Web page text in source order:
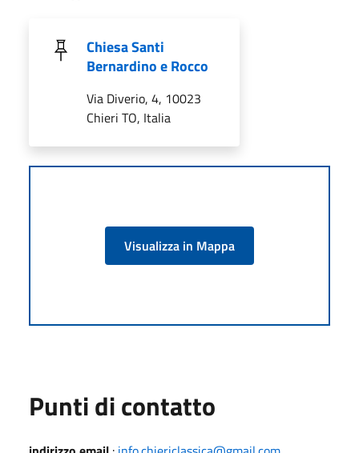
Chiesa Santi
Bernardino e Rocco
Via Diverio, 4, 10023
Chieri TO, Italia
Visualizza in Mappa
Punti di contatto